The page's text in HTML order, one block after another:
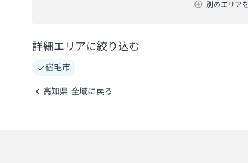
別のエリア
詳細エリアに絞り込む
宿毛市
高知県 全域に戻る